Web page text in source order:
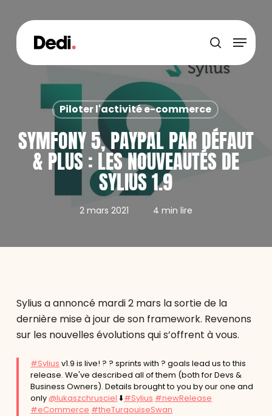
main
content
recherche
Menu
Piloter l'activité e-commerce
SYMFONY 5, PAYPAL PAR DÉFAUT
& PLUS : LES NOUVEAUTÉS DE
SYLIUS 1.9
2 mars 2021 4 min lire
Sylius a annoncé mardi 2 mars la sortie de la
dernière mise à jour de son framework. Revenons
sur les nouvelles évolutions qui s’offrent à vous.
#Sylius v1.9 is live! ? ? sprints with ? goals lead us to this
release. We've described all of them (both for Devs &
Business Owners). Details brought to you by our one and
only @lukaszchrusciel ⬇️#Sylius #newRelease
#eCommerce #theTurqouiseSwan